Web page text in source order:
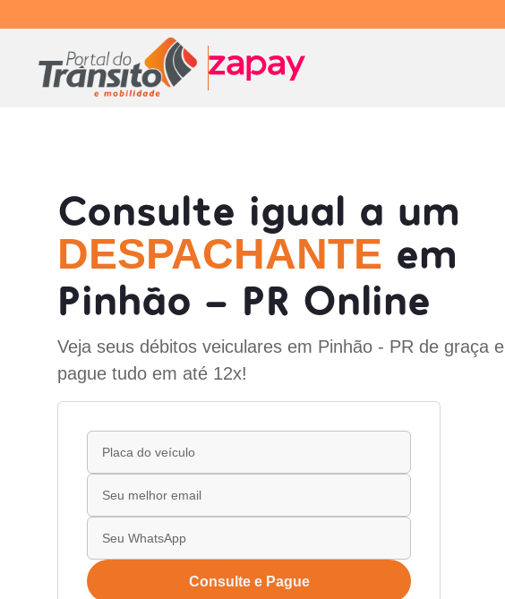
Consulte igual a um
DESPACHANTE em
Pinhão - PR Online
Veja seus débitos veiculares em Pinhão - PR de graça e
pague tudo em até 12x!
Consulte e Pague